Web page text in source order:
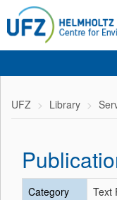
UFZ Library
Category
Text